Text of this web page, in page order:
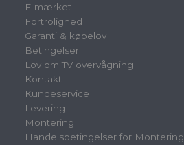
E-mærket
Fortrolighed
Garanti & købelov
Betingelser
Lov om TV overvågning
Kontakt
Kundeservice
Levering
Montering
Handelsbetingelser for Montering